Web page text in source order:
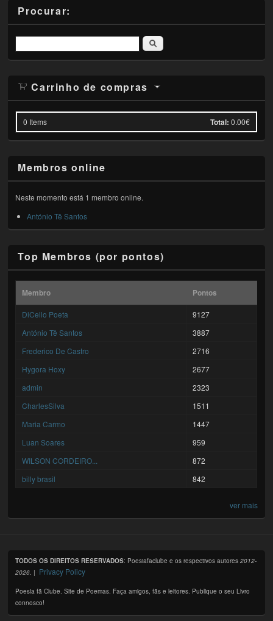
Procurar:
Pesquisar
Carrinho de compras
0 Items Total: 0.00€
Membros online
Neste momento está 1 membro online.
António Tê Santos
Top Membros (por pontos)
Membro Pontos
DiCello Poeta
9127
António Tê Santos
3887
Frederico De Castro
2716
Hygora Hoxy
2677
admin
2323
CharlesSilva
1511
Maria Carmo
1447
Luan Soares
959
WILSON CORDEIRO...
872
billy brasil
842
ver mais
TODOS OS DIREITOS RESERVADOS: Poesiafaclube e os respectivos autores2012-
2026. | Privacy Policy
Poesia fã Clube. Site de Poemas. Faça amigos, fãs e leitores. Publique o seu Livro
connosco!